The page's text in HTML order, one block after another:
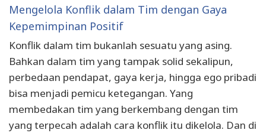
Mengelola Konflik dalam Tim dengan Gaya
Kepemimpinan Positif
Konflik dalam tim bukanlah sesuatu yang asing.
Bahkan dalam tim yang tampak solid sekalipun,
perbedaan pendapat, gaya kerja, hingga ego pribadi
bisa menjadi pemicu ketegangan. Yang
membedakan tim yang berkembang dengan tim
yang terpecah adalah cara konflik itu dikelola. Dan di